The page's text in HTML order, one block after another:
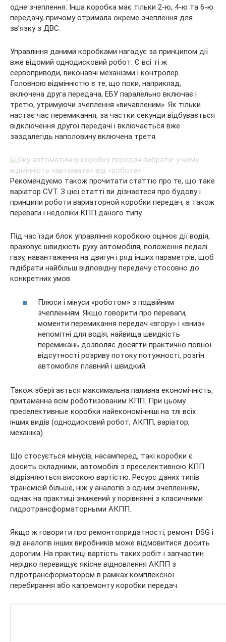
одне зчеплення. Інша коробка має тільки 2-ю, 4-ю та 6-ю
передачу, причому отримала окреме зчеплення для
зв’язку з ДВС.
Управління даними коробками нагадує за принципом дії
вже відомий однодисковий робот. Є всі ті ж
сервоприводи, виконавчі механізми і контролер.
Головною відмінністю є те, що поки, наприклад,
включена друга передача, ЕБУ паралельно включає і
третю, утримуючи зчеплення «вичавленим». Як тільки
настає час перемикання, за частки секунди відбувається
відключення другої передачі і включається вже
заздалегідь наполовину включена третя.
Рекомендуємо також прочитати статтю про те, що таке
варіатор CVT. З цієї статті ви дізнаєтеся про будову і
принципи роботи вариаторной коробки передач, а також
переваги і недоліки КПП даного типу.
Під час їзди блок управління коробкою оцінює дії водія,
враховує швидкість руху автомобіля, положення педалі
газу, навантаження на двигун і ряд інших параметрів, щоб
підібрати найбільш відповідну передачу стосовно до
конкретних умов.
Плюси і мінуси «роботом» з подвійним
зчепленням. Якщо говорити про переваги,
моменти перемикання передач «вгору» і «вниз»
непомітні для водія, найвища швидкість
перемикань дозволяє досягти практично повної
відсутності розриву потоку потужності, розгін
автомобіля плавний і швидкий.
Також зберігається максимальна паливна економічність,
притаманна всім роботизованим КПП. При цьому
преселективные коробки найекономічніші на тлі всіх
інших видів (однодисковий робот, АКПП, варіатор,
механіка).
Що стосується мінусів, насамперед, такі коробки є
досить складними, автомобілі з преселективною КПП
відрізняються високою вартістю. Ресурс даних типів
трансмісій більше, ніж у аналогів з одним зчепленням,
однак на практиці знижений у порівнянні з класичними
гидротрансформаторными АКПП.
Якщо ж говорити про ремонтопридатності, ремонт DSG і
від аналогів інших виробників може відмовитися досить
дорогим. На практиці вартість таких робіт і запчастин
нерідко перевищує якісне відновлення АКПП з
гідротрансформатором в рамках комплексної
перебирання або капремонту коробки передач.